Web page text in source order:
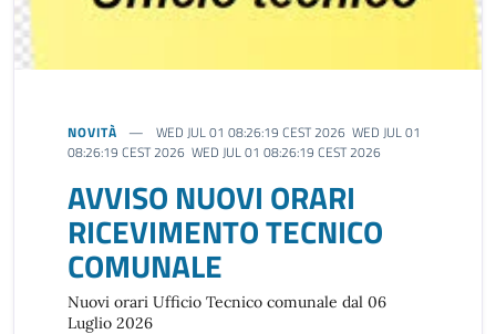
NOVITÀ
WED JUL 01 08:26:19 CEST 2026 WED JUL 01
08:26:19 CEST 2026 WED JUL 01 08:26:19 CEST 2026
AVVISO NUOVI ORARI
RICEVIMENTO TECNICO
COMUNALE
Nuovi orari Ufficio Tecnico comunale dal 06
Luglio 2026